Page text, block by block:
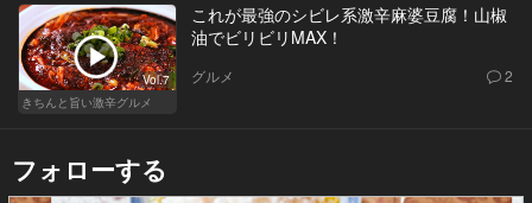
Vol.7
きちんと旨い激辛グルメ
これが最強のシビレ系激辛麻婆豆腐！山椒
油でビリビリMAX！
グルメ 2
フォローする